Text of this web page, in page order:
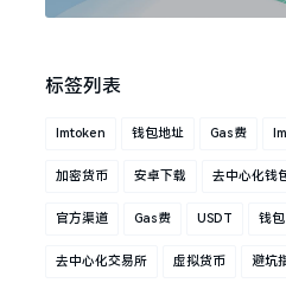
标签列表
Imtoken 钱包地址 Gas费
加密货币 安卓下载 去中心化钱
官方渠道 Gas费 USDT 钱包
去中心化交易所 虚拟货币 避坑